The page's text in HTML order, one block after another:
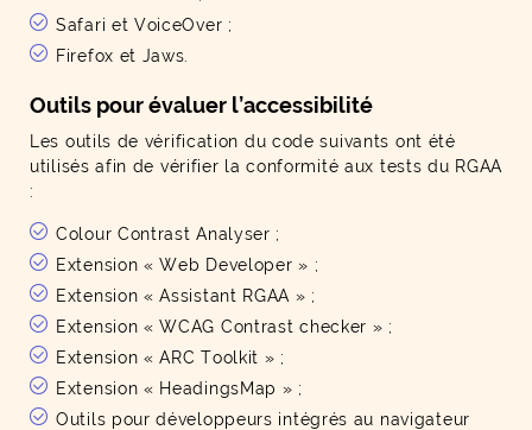
Safari et VoiceOver ;
Firefox et Jaws.
Outils pour évaluer l’accessibilité
Les outils de vérification du code suivants ont été
utilisés afin de vérifier la conformité aux tests du RGAA
:
Colour Contrast Analyser ;
Extension « Web Developer » ;
Extension « Assistant RGAA » ;
Extension « WCAG Contrast checker » ;
Extension « ARC Toolkit » ;
Extension « HeadingsMap » ;
Outils pour développeurs intégrés au navigateur